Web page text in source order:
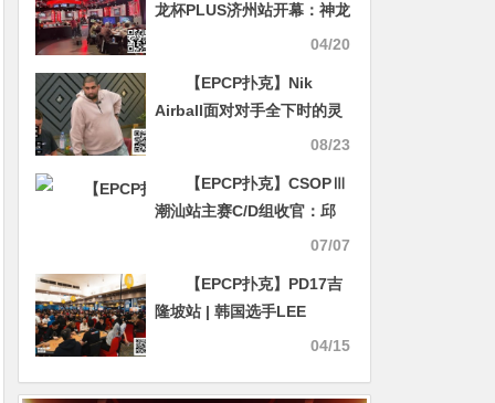
龙杯PLUS济州站开幕：神龙
觉醒赛41人晋级，盛鹤臣斩
04/20
【EPCP扑克】Nik
Airball面对对手全下时的灵
08/23
【EPCP扑克】CSOPⅢ
潮汕站主赛C/D组收官：邱
畅、吴津分领两组，主赛第
07/07
【EPCP扑克】PD17吉
隆坡站 | 韩国选手LEE
DUHAN斩获开幕赛冠军 国
04/15